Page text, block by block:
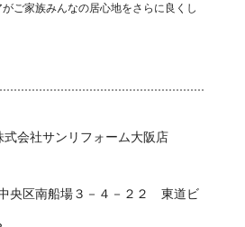
ご家族みんなの居心地をさらに良くし
式会社サンリフォーム大阪店
央区南船場３－４－２２ 東道ビ